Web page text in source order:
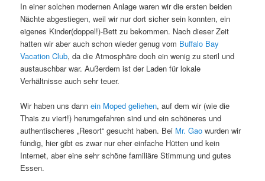
In einer solchen modernen Anlage waren wir die ersten beiden
Nächte abgestiegen, weil wir nur dort sicher sein konnten, ein
eigenes Kinder(doppel!)-Bett zu bekommen. Nach dieser Zeit
hatten wir aber auch schon wieder genug vom Buffalo Bay
Vacation Club, da die Atmosphäre doch ein wenig zu steril und
austauschbar war. Außerdem ist der Laden für lokale
Verhältnisse auch sehr teuer.
Wir haben uns dannein Moped geliehen, auf dem wir (wie die
Thais zu viert!) herumgefahren sind und ein schöneres und
authentischeres „Resort“ gesucht haben. Bei Mr. Gao wurden wir
fündig, hier gibt es zwar nur eher einfache Hütten und kein
Internet, aber eine sehr schöne familiäre Stimmung und gutes
Essen.